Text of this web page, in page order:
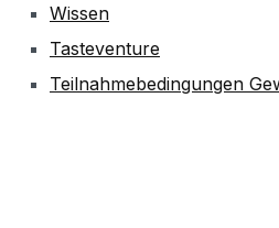
Wissen
Tasteventure
Teilnahmebedingungen